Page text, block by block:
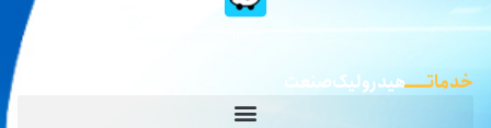
خدماتـــــهیدرولیک صنعت